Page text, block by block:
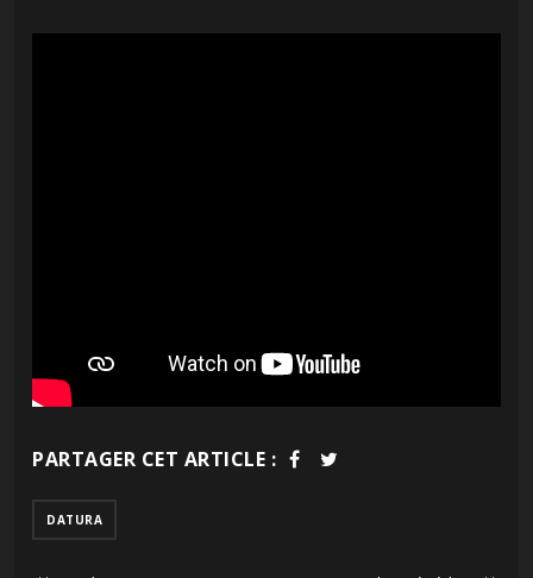
PARTAGER CET ARTICLE :
DATURA